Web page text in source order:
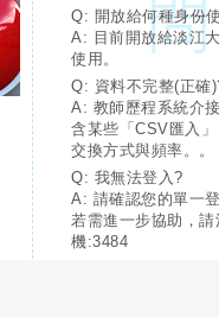
Q: 開放給何種身份
A: 目前開放給淡江
使用。
Q: 資料不完整(正確
A: 教師歷程系統介
含某些「CSV匯入
交換方式與頻率。。
Q: 我無法登入?
A: 請確認您的單一
若需進一步協助，
機:3484